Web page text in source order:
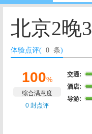
北京2晚
体验点评( 0 条)
100%
综合满意度
0 封点评
交通:
酒店:
导游: